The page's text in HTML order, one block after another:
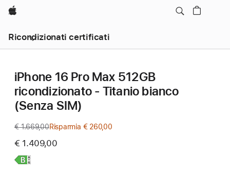
Apple
Ricondizionati certificati
iPhone 16 Pro Max 512GB
ricondizionato - Titanio bianco
(Senza SIM)
€ 1.669,00Prezzo
Risparmia € 260,00
€ 1.409,00
Scopri